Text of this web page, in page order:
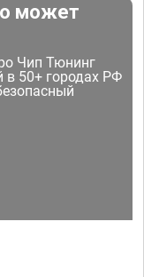
может
Чип Тюнинг
в 50+ городах РФ